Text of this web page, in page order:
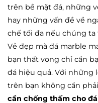
trên bề mặt đá, những
hay những vấn đề về
chế tối đa nếu chúng
Vẻ đẹp mà đá marble
bạn thất vọng chỉ cần
đá hiệu quả. Với những
trên bạn không cần
cần chống thấm cho